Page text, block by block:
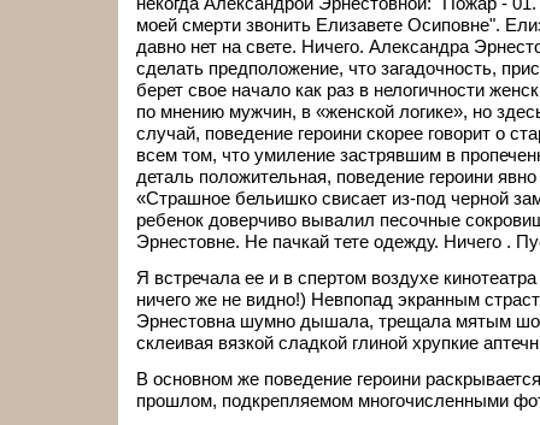
моей смерти звонить Елизавете Осиповне".
давно нет на свете. Ничего. Александра
сделать предположение, что загадочность,
берет свое начало как раз в нелогичности
по мнению мужчин, в «женской логике», но
случай, поведение героини скорее говорит о
всем том, что умиление застрявшим в
деталь положительная, поведение героини
«Страшное бельишко свисает из-под черной
ребенок доверчиво вывалил песочные
Эрнестовне. Не пачкай тете одежду. Ничего .
Я встречала ее и в спертом воздухе
ничего же не видно!) Невпопад экранным
Эрнестовна шумно дышала, трещала мятым
склеивая вязкой сладкой глиной хрупкие
В основном же поведение героини
прошлом, подкрепляемом многочисленными